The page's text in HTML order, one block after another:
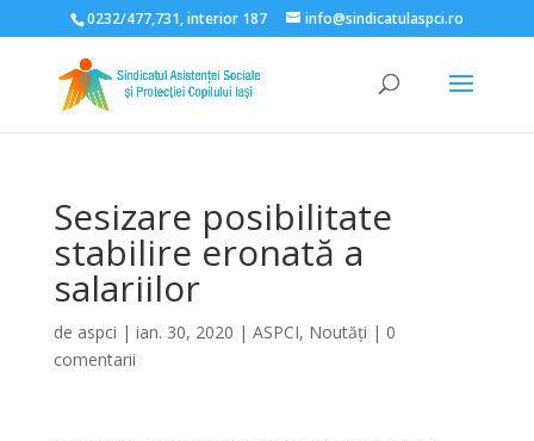
Deschide bara de unelte
0232/477,731, interior 187 info@sindicatulaspci.ro
Sesizare posibilitate
stabilire eronată a
salariilor
de aspci | ian. 30, 2020 | ASPCI, Noutăți | 0
comentarii